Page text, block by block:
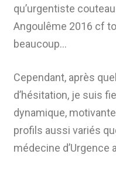
qu’urgentiste
Angoulême 2016 cf
beaucoup…
Cependant, après
d’hésitation, je suis
dynamique,
profils aussi variés
médecine d’Urgence